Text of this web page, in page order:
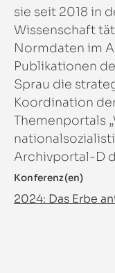
sie seit 2018 in
Wissenschaft
Normdaten im
Publikationen
Sprau die
Koordination
Themenportals
Archivportal-D
Konferenz(en)
2024: Das Erbe